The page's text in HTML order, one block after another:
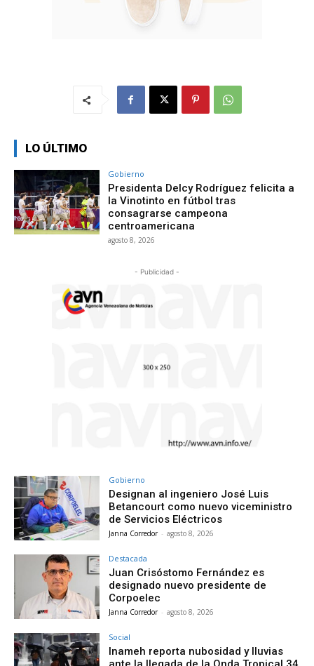
LO ÚLTIMO
Gobierno
Presidenta Delcy Rodríguez felicita a
la Vinotinto en fútbol tras
consagrarse campeona
centroamericana
agosto 8, 2026
- Publicidad -
Gobierno
Designan al ingeniero José Luis
Betancourt como nuevo viceministro
de Servicios Eléctricos
Janna Corredor - agosto 8, 2026
Destacada
Juan Crisóstomo Fernández es
designado nuevo presidente de
Corpoelec
Janna Corredor - agosto 8, 2026
Social
Inameh reporta nubosidad y lluvias